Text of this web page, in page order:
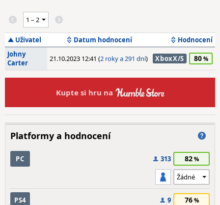
Uživatel Datum hodnocení
Hodnocení
Johny
Carter
21.10.2023 12:41 (2 roky a 291 dní) XboxX/S 80
Kupte si hru na
Platformy a hodnocení
PC 313 82
PS4 9 76